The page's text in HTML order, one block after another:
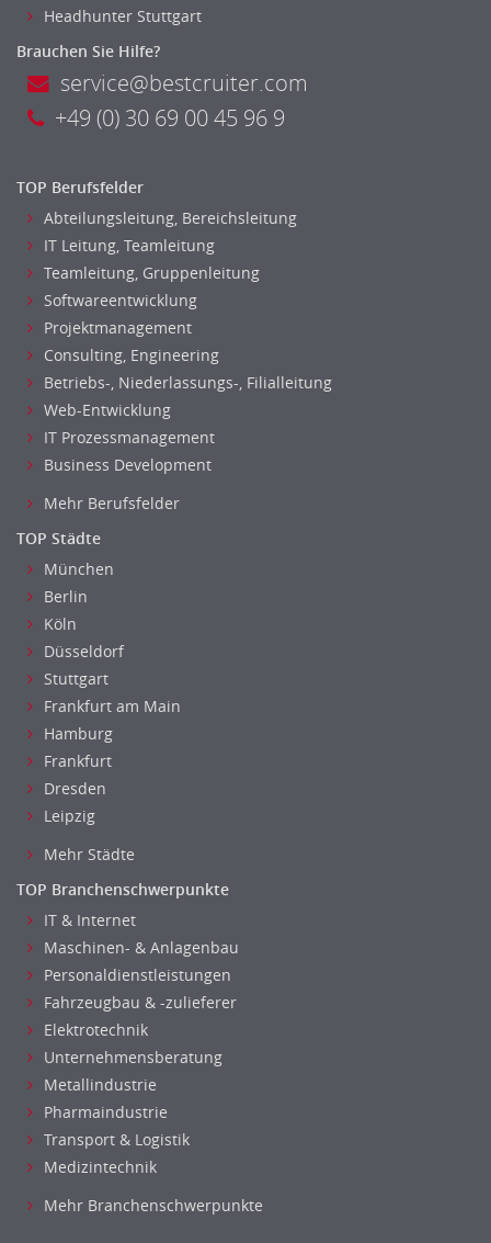
Headhunter Stuttgart
Brauchen Sie Hilfe?
service@bestcruiter.com
+49 (0) 30 69 00 45 96 9
TOP Berufsfelder
Abteilungsleitung, Bereichsleitung
IT Leitung, Teamleitung
Teamleitung, Gruppenleitung
Softwareentwicklung
Projektmanagement
Consulting, Engineering
Betriebs-, Niederlassungs-, Filialleitung
Web-Entwicklung
IT Prozessmanagement
Business Development
Mehr Berufsfelder
TOP Städte
München
Berlin
Köln
Düsseldorf
Stuttgart
Frankfurt am Main
Hamburg
Frankfurt
Dresden
Leipzig
Mehr Städte
TOP Branchenschwerpunkte
IT & Internet
Maschinen- & Anlagenbau
Personaldienstleistungen
Fahrzeugbau & -zulieferer
Elektrotechnik
Unternehmensberatung
Metallindustrie
Pharmaindustrie
Transport & Logistik
Medizintechnik
Mehr Branchenschwerpunkte